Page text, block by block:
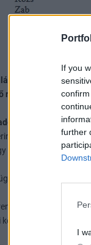
If you
further
I
szabályok
részéről is
akkor
adózó áfa
egyéb speciális
teljesítésében
szóló törvény